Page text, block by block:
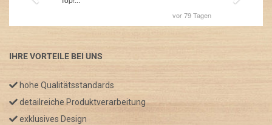
IHRE VORTEILE BEI UNS
hohe Qualitätsstandards
detailreiche Produktverarbeitung
exklusives Design